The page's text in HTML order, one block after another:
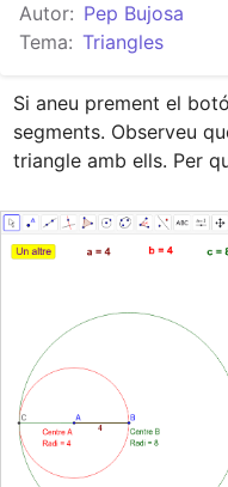
Autor: Pep Bujosa
Tema: Triangles
Si aneu prement el
segments. Observeu
triangle amb ells. Per